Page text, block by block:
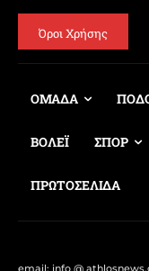
Όροι Χρήσης
ΟΜΑΔΑ
ΒΟΛΕΪ ΣΠΟΡ
ΠΡΩΤΟΣΕΛΙΔΑ
email: info @